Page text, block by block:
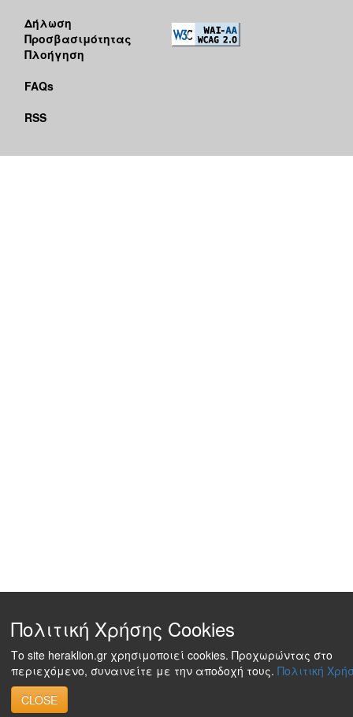
Δήλωση
Προσβασιμότητας
Πλοήγηση
FAQs
RSS
Πολιτική Χρήσης Cookies
Το site heraklion.gr χρησιμοποιεί cookies. Προχωρώντας στο
περιεχόμενο, συναινείτε με την αποδοχή τους. Πολιτική
CLOSE